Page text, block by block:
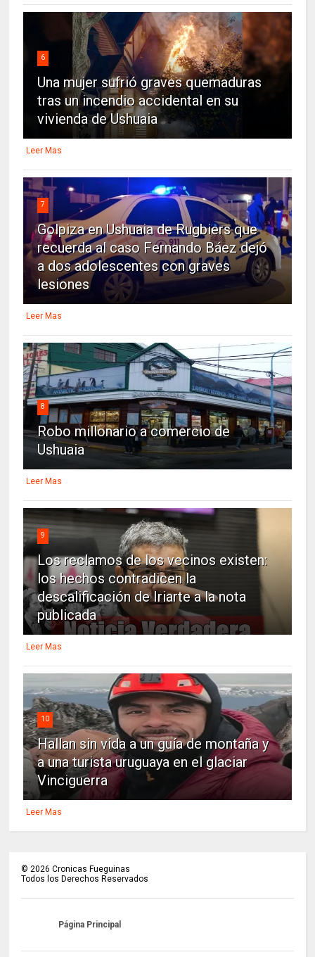
6
Una mujer sufrió graves quemaduras
tras un incendio accidental en su
vivienda de Ushuaia
Leer Mas
7
Golpiza en Ushuaia de Rugbiers que
recuerda al caso Fernando Báez dejó
a dos adolescentes con graves
lesiones
Leer Mas
8
Robo millonario a comercio de
Ushuaia
Leer Mas
9
Los reclamos de los vecinos existen:
los hechos contradicen la
descalificación de Iriarte a la nota
publicada
Leer Mas
10
Hallan sin vida a un guía de montaña y
a una turista uruguaya en el glaciar
Vinciguerra
Leer Mas
© 2026 Cronicas Fueguinas
Todos los Derechos Reservados
Página Principal